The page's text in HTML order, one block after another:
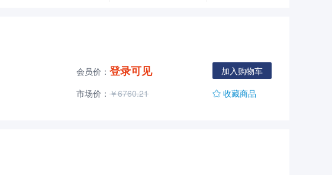
会员价： 登录可见
市场价： ￥6760.21
加入购物车
收藏商品